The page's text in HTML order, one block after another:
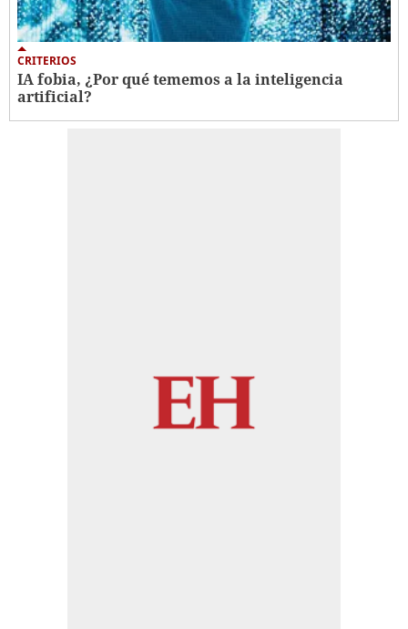
CRITERIOS
IA fobia, ¿Por qué tememos a la inteligencia
artificial?